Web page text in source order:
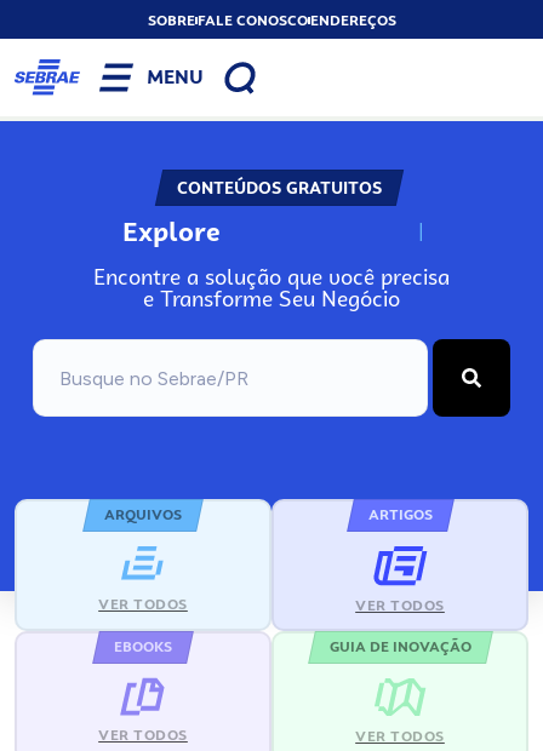
SOBREFALE CONOSCOENDEREÇOS
MENU
CONTEÚDOS GRATUITOS
Explore N
Encontre a solução que você precisa
e Transforme Seu Negócio
ARQUIVOS
VER TODOS
ARTIGOS
VER TODOS
EBOOKS
VER TODOS
GUIA DE INOVAÇÃO
VER TODOS